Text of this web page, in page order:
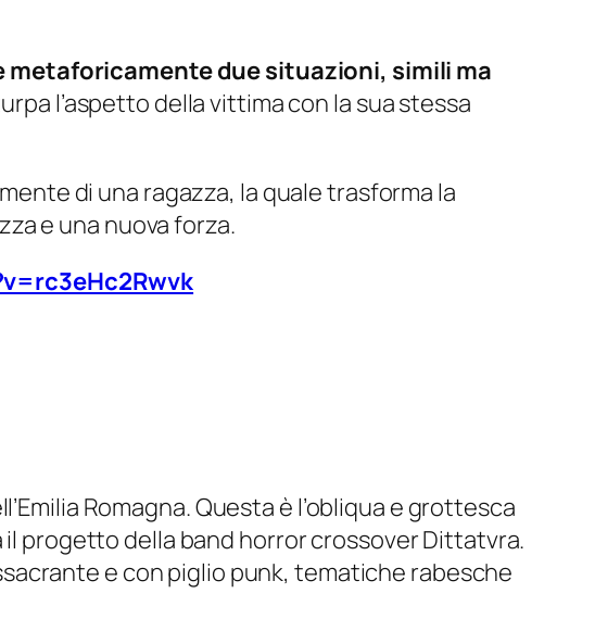
metaforicamente due situazioni, simili ma
l’aspetto della vittima con la sua stessa
di una ragazza, la quale trasforma la
e una nuova forza.
Romagna. Questa è l’obliqua e grottesca
progetto della band horror crossover Dittatvra.
e con piglio punk, tematiche rabesche